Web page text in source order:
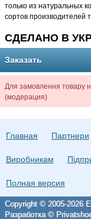
только из натуральных
сортов производителей
СДЕЛАНО В
Заказать
Для замовлення товару
(модерация)
Главная Партнери
Виробникам
Полная версия
Copyright © 2005-2026
Разработка ©